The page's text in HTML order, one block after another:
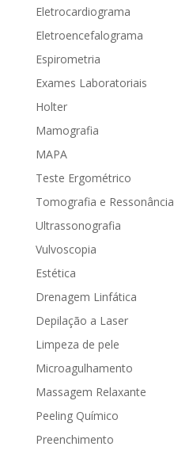
Eletrocardiograma
Eletroencefalograma
Espirometria
Exames Laboratoriais
Holter
Mamografia
MAPA
Teste Ergométrico
Tomografia e Ressonância
Ultrassonografia
Vulvoscopia
Estética
Drenagem Linfática
Depilação a Laser
Limpeza de pele
Microagulhamento
Massagem Relaxante
Peeling Químico
Preenchimento